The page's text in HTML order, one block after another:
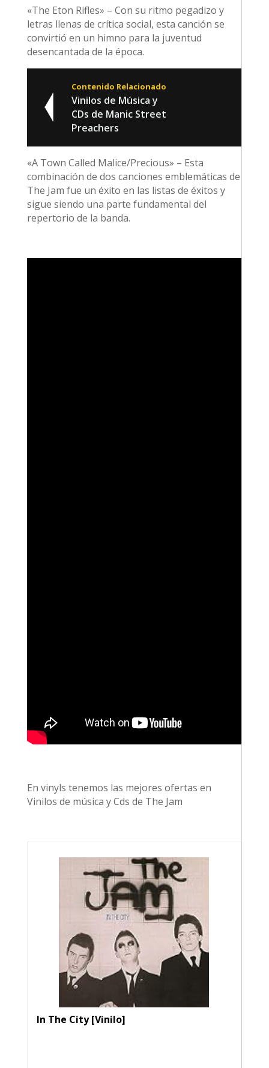
«The Eton Rifles» – Con su ritmo pegadizo y
letras llenas de crítica social, esta canción se
convirtió en un himno para la juventud
desencantada de la época.
Contenido Relacionado
Vinilos de Música y
CDs de Manic Street
Preachers
«A Town Called Malice/Precious» – Esta
combinación de dos canciones emblemáticas de
The Jam fue un éxito en las listas de éxitos y
sigue siendo una parte fundamental del
repertorio de la banda.
En vinyls tenemos las mejores ofertas en
Vinilos de música y Cds de The Jam
In The City [Vinilo]